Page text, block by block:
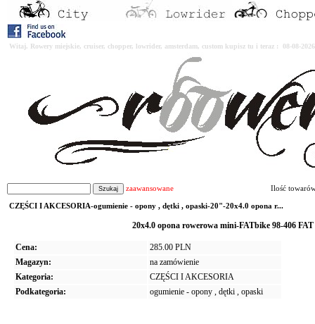
Witaj. Rowery miejskie, cruiser, chopper, lowrider, amsterdam, custom kupisz tu i teraz : 08-08-
zaawansowane Ilość
CZĘŚCI I AKCESORIA-ogumienie - opony , dętki , opaski-20"-20x4.0 opona r...
20x4.0 opona rowerowa mini-FATbike 98-406
Cena:
285.00 PLN
Magazyn:
na zamówienie
Kategoria:
CZĘŚCI I AKCESORIA
Podkategoria:
ogumienie - opony , dętki , opaski